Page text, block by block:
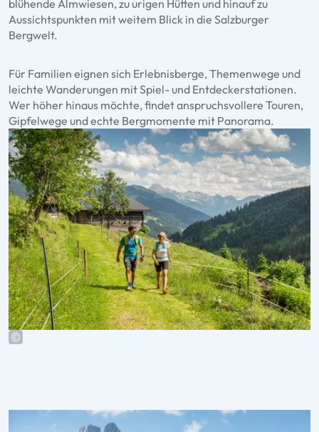
blühende Almwiesen, zu urigen Hütten und hinauf zu
Aussichtspunkten mit weitem Blick in die Salzburger
Bergwelt.
Für Familien eignen sich Erlebnisberge, Themenwege und
leichte Wanderungen mit Spiel- und Entdeckerstationen.
Wer höher hinaus möchte, findet anspruchsvollere Touren,
Gipfelwege und echte Bergmomente mit Panorama.